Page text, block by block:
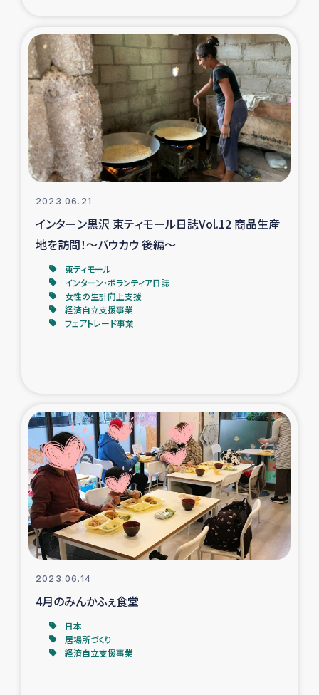
石巻市街地在宅被災者支援
復興応援隊の活動
仮設住宅生活支援・農業復興支援
漁業復興支援
経済自立支援事業
ガザ空爆被災者への食料支援と農家生産支援
ガザ地区における被災住民への緊急支援
ガザ地区酪農を通した女性グループの生計支援
ふりかけ普及と食生活改善による栄養改善事業
フェアトレード事業
女性の生計向上を通じた子どもの栄養改善事業
2023.06.21
インターン黒沢 東ティモール日誌Vol.12 商品生産
地を訪問！～バウカウ 後編～
東ティモール
インターン・ボランティア日誌
女性の生計向上支援
経済自立支援事業
フェアトレード事業
2023.06.14
4月のみんかふぇ食堂
日本
居場所づくり
経済自立支援事業